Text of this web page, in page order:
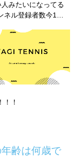
みたいになってる
ネル登録者数今1…
！！
年齢は何歳で